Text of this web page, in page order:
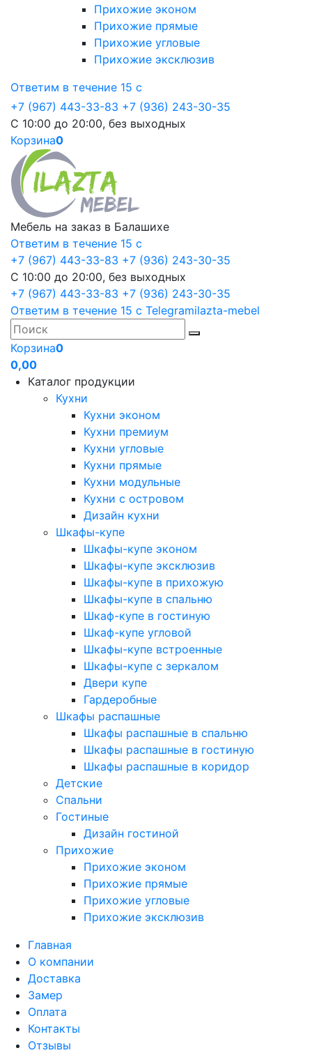
Прихожие эконом
Прихожие прямые
Прихожие угловые
Прихожие эксклюзив
Ответим в течение 15 с
+7 (967) 443-33-83 +7 (936) 243-30-35
С 10:00 до 20:00, без выходных
Корзина0
Мебель на заказ в Балашихе
Ответим в течение 15 с
+7 (967) 443-33-83 +7 (936) 243-30-35
С 10:00 до 20:00, без выходных
+7 (967) 443-33-83 +7 (936) 243-30-35
Ответим в течение 15 с Telegramilazta-mebel
Корзина0
0,00
Каталог продукции
Кухни
Кухни эконом
Кухни премиум
Кухни угловые
Кухни прямые
Кухни модульные
Кухни с островом
Дизайн кухни
Шкафы-купе
Шкафы-купе эконом
Шкафы-купе эксклюзив
Шкафы-купе в прихожую
Шкафы-купе в спальню
Шкаф-купе в гостиную
Шкаф-купе угловой
Шкафы-купе встроенные
Шкафы-купе с зеркалом
Двери купе
Гардеробные
Шкафы распашные
Шкафы распашные в спальню
Шкафы распашные в гостиную
Шкафы распашные в коридор
Детские
Спальни
Гостиные
Дизайн гостиной
Прихожие
Прихожие эконом
Прихожие прямые
Прихожие угловые
Прихожие эксклюзив
Главная
О компании
Доставка
Замер
Оплата
Контакты
Отзывы